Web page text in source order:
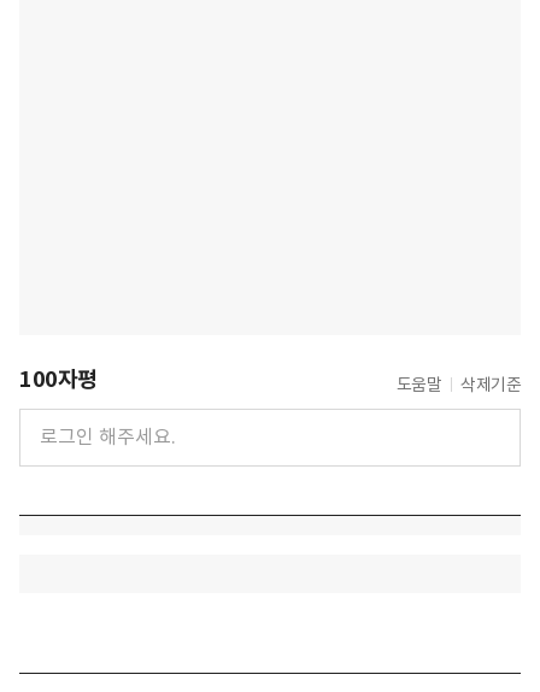
100자평 도움말 삭제기준